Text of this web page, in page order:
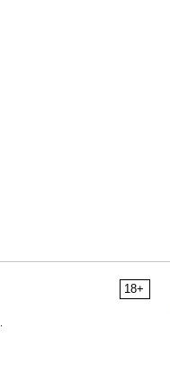
18+